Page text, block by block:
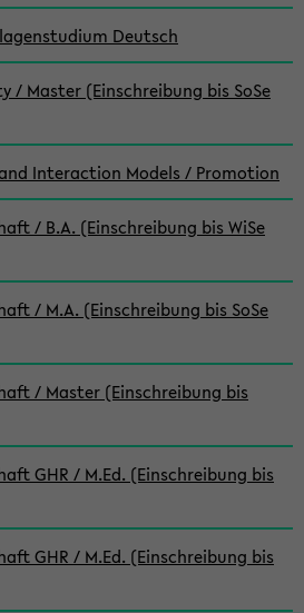
Deutsch
/ Master (Einschreibung bis SoSe
Interaction Models / Promotion
/ B.A. (Einschreibung bis WiSe
/ M.A. (Einschreibung bis SoSe
/ Master (Einschreibung bis
GHR / M.Ed. (Einschreibung bis
GHR / M.Ed. (Einschreibung bis